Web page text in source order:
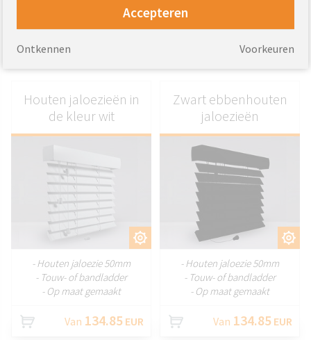
194.59 194.59
Houten jaloezieën in
de kleur wit
- Houten jaloezie 50mm
- Touw- of bandladder
- Op maat gemaakt
Van 134.85 EUR
AANPASSEN
Zwart ebbenhouten
jaloezieën
- Houten jaloezie 50mm
- Touw- of bandladder
- Op maat gemaakt
Van 134.85 EUR
Accepteren
Voorkeuren
Ontkennen